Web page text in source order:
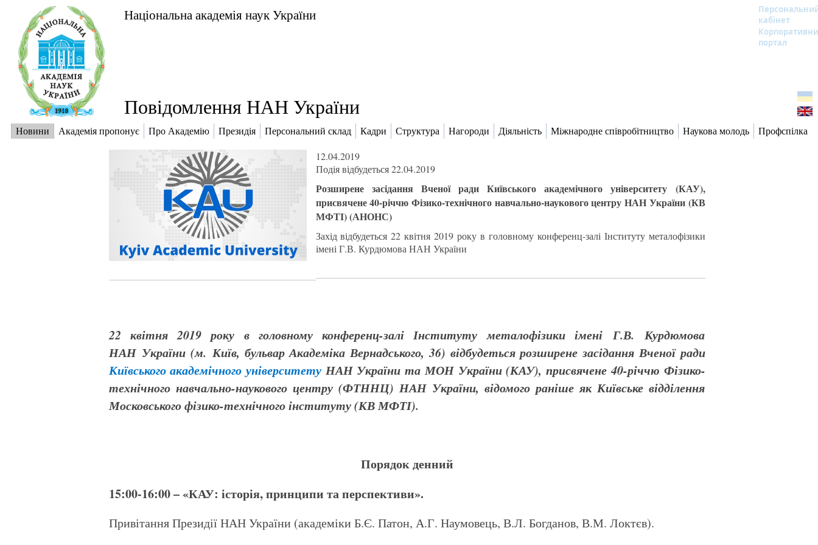
Національна академія наук України
кабінет
портал
Повідомлення НАН України
Новини Академія пропонує Про Академію Президія Персональний склад Кадри Структура Нагороди Діяльність Міжнародне співробітництво Наукова молодь Профспілка
12.04.2019
Подія відбудеться 22.04.2019
Розширене засідання Вченої ради Київського академічного університету (КАУ),
присвячене 40-річчю Фізико-технічного навчально-наукового центру НАН України (КВ
МФТІ) (АНОНС)
Захід відбудеться 22 квітня 2019 року в головному конференц-залі Інституту металофізики
імені Г.В. Курдюмова НАН України
22 квітня 2019 року в головному конференц-залі Інституту металофізики імені Г.В. Курдюмова
НАН України (м. Київ, бульвар Академіка Вернадського, 36) відбудеться розширене засідання Вченої ради
Київського академічного університетуНАН України та МОН України (КАУ), присвячене 40-річчю Фізико-
технічного навчально-наукового центру (ФТННЦ) НАН України, відомого раніше як Київське відділення
Московського фізико-технічного інституту (КВ МФТІ).
Порядок денний
15:00-16:00 – «КАУ: історія, принципи та перспективи».
Привітання Президії НАН України (академіки Б.Є. Патон, А.Г. Наумовець, В.Л. Богданов, В.М. Локтєв).